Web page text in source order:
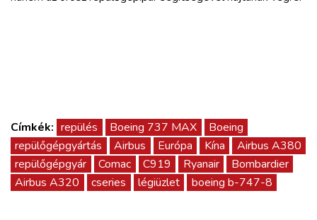
Címkék: repülés Boeing 737 MAX
Boeing
repülőgépgyártás
Airbus Európa Kína
Airbus A380
repülőgépgyár
Comac C919 Ryanair
Bombardier
Airbus A320
cseries légiüzlet boeing b-747-8